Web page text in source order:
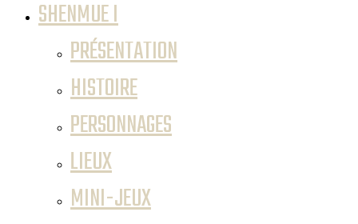
SHENMUE I
PRÉSENTATION
HISTOIRE
PERSONNAGES
LIEUX
MINI-JEUX